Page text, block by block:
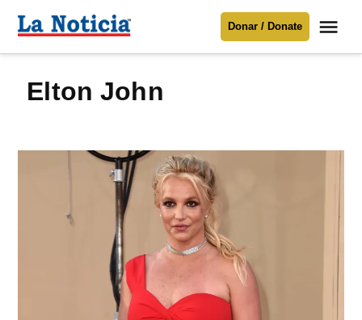
Para mantenerte informado necesitamos
contenido
Noticia
Donar / Donate
Elton John